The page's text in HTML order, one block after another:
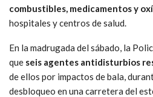
combustibles, medicamentos y
hospitales y centros de salud.
En la madrugada del sábado, la
que seis agentes antidisturbios
de ellos por impactos de bala,
desbloqueo en una carretera del